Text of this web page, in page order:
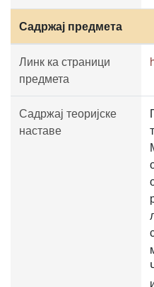
Садржај предмета
Линк ка страници
предмета
Садржај теоријске
наставе